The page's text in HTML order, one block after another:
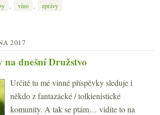
, víno , zprávy
2017
na dnešní Družstvo
Určitě tu mé vinné příspěvky sleduje i
někdo z fantazácké / tolkienistické
komunity. A tak se ptám… vidíte to na